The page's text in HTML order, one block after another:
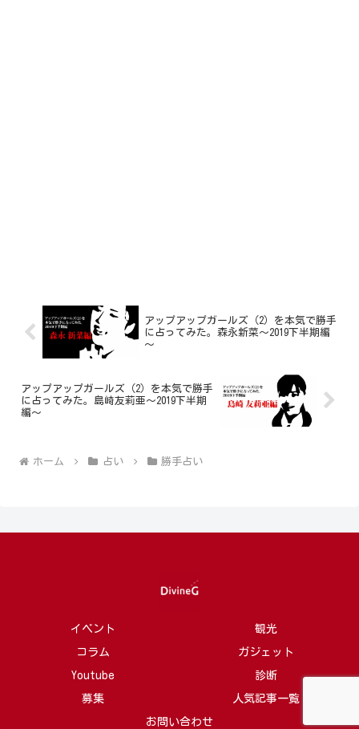
アップアップガールズ（2）を本気で勝手
に占ってみた。森永新菜～2019下半期編
～
アップアップガールズ（2）を本気で勝手
に占ってみた。島崎友莉亜～2019下半期
編～
ホーム 占い 勝手占い
イベント 観光
コラム ガジェット
Youtube 診断
募集 人気記事一覧
お問い合わせ